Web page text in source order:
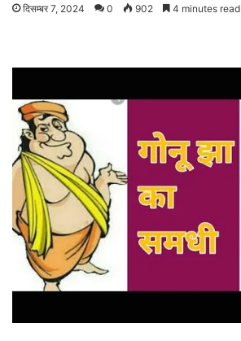
दिसम्बर 7, 2024 0 902 4 minutes read